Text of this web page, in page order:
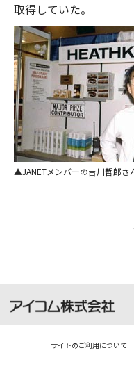
取得していた。
JANETメンバーの吉川哲郎
サイトのご利用について